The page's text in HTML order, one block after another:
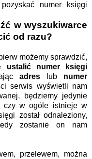
numer księgi
w wyszukiwarce
od razu?
możemy sprawdzić,
ustalić
numer księgi
adres lub numer
serwis wyświetli nam
będziemy jedynie
czy w ogóle istnieje w
został odnaleziony,
zostanie on nam
przelewem, można